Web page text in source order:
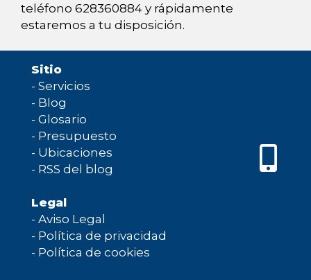
teléfono 628360884 y rápidamente
estaremos a tu disposición.
Sitio
- Servicios
- Blog
- Glosario
- Presupuesto
- Ubicaciones
- RSS del blog
Legal
- Aviso Legal
- Política de privacidad
- Política de cookies